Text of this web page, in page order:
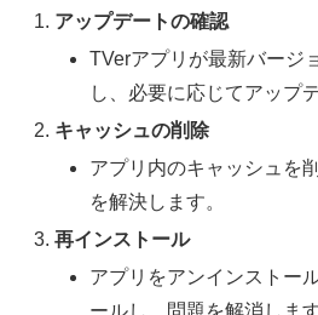
アップデートの確認
TVerアプリが最新バージ
し、必要に応じてアップ
キャッシュの削除
アプリ内のキャッシュを
を解決します。
再インストール
アプリをアンインストー